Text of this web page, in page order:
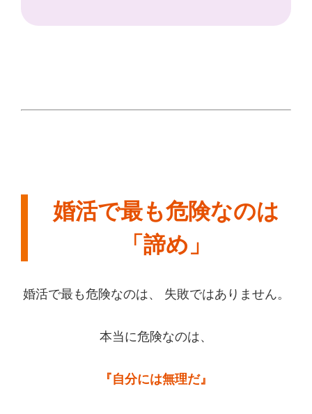
婚活で最も危険なのは
「諦め」
婚活で最も危険なのは、 失敗ではありません。
本当に危険なのは、
『自分には無理だ』